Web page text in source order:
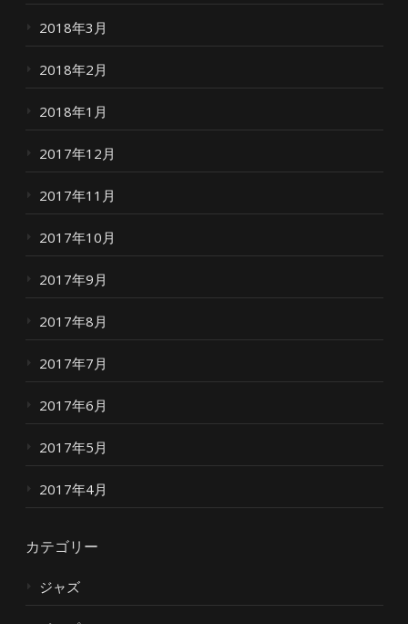
2018年3月
2018年2月
2018年1月
2017年12月
2017年11月
2017年10月
2017年9月
2017年8月
2017年7月
2017年6月
2017年5月
2017年4月
カテゴリー
ジャズ